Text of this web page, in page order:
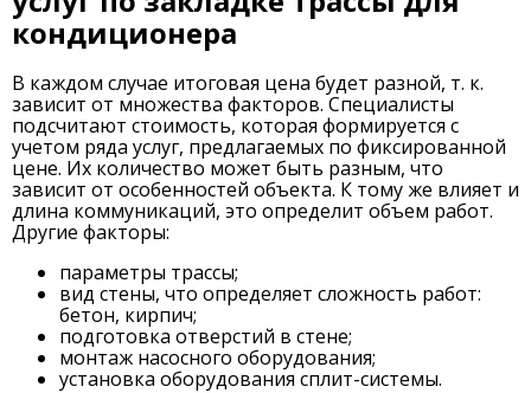
кондиционера
В каждом случае итоговая цена будет разной, т. к.
зависит от множества факторов. Специалисты
подсчитают стоимость, которая формируется с
учетом ряда услуг, предлагаемых по фиксированной
цене. Их количество может быть разным, что
зависит от особенностей объекта. К тому же влияет и
длина коммуникаций, это определит объем работ.
Другие факторы:
параметры трассы;
вид стены, что определяет сложность работ:
бетон, кирпич;
подготовка отверстий в стене;
монтаж насосного оборудования;
установка оборудования сплит-системы.